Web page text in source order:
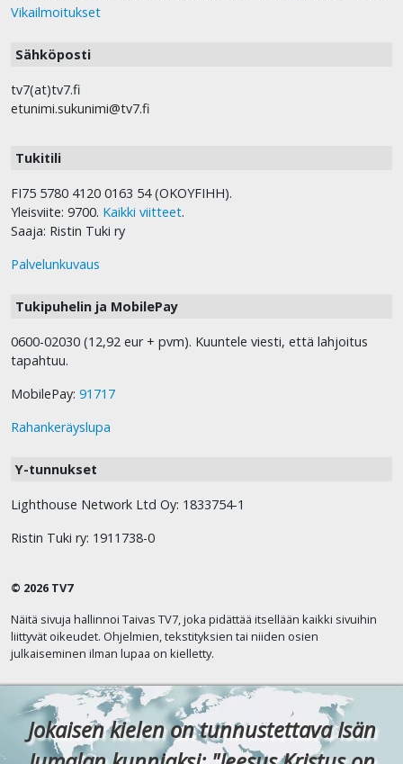
Vikailmoitukset
Sähköposti
tv7(at)tv7.fi
etunimi.sukunimi@tv7.fi
Tukitili
FI75 5780 4120 0163 54 (OKOYFIHH).
Yleisviite: 9700. Kaikki viitteet.
Saaja: Ristin Tuki ry
Palvelunkuvaus
Tukipuhelin ja MobilePay
0600-02030 (12,92 eur + pvm). Kuuntele viesti, että lahjoitus
tapahtuu.
MobilePay: 91717
Rahankeräyslupa
Y-tunnukset
Lighthouse Network Ltd Oy: 1833754-1
Ristin Tuki ry: 1911738-0
© 2026 TV7
Näitä sivuja hallinnoi Taivas TV7, joka pidättää itsellään kaikki sivuihin
liittyvät oikeudet. Ohjelmien, tekstityksien tai niiden osien
julkaiseminen ilman lupaa on kielletty.
Jokaisen kielen on tunnustettava Isän